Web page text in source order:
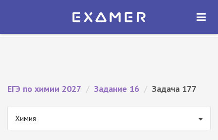
Экзамер — ЕГЭ 2027
ОТКРЫТЬ
ЕГЭ по химии 2027 / Задание 16 / Задача 177
Химия